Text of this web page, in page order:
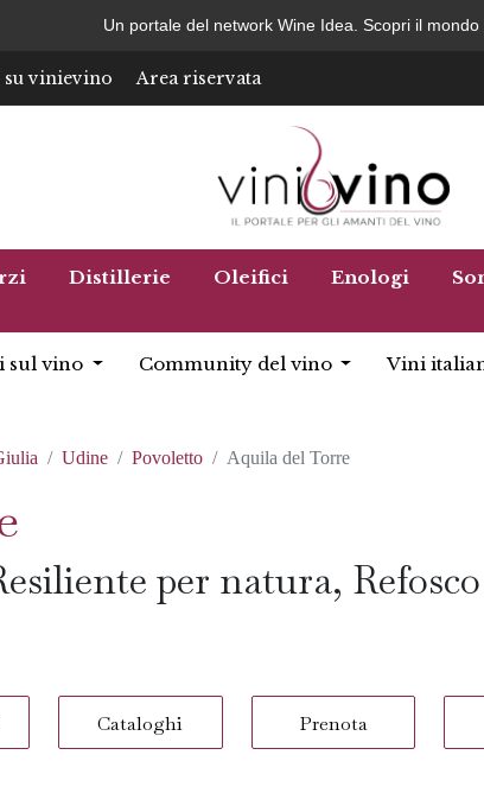
Un portale del network Wine Idea. Scopri il mondo
su vinievino Area riservata
Distillerie Oleifici Enologi
sul vino Community del vino Vini
Udine Povoletto Aquila del Torre
per natura,
Cataloghi Prenota